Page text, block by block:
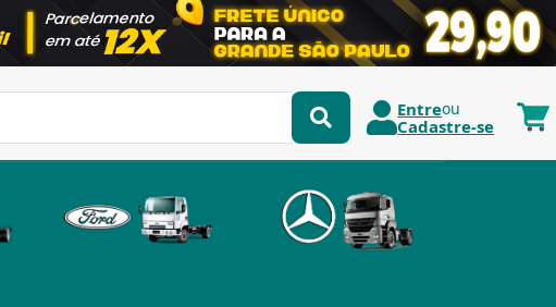
Entreou
Cadastre-se